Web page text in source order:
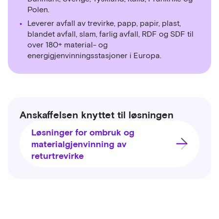
Polen.
Leverer avfall av trevirke, papp, papir, plast,
blandet avfall, slam, farlig avfall, RDF og SDF til
over 180+ material- og
energigjenvinningsstasjoner i Europa.
Anskaffelsen knyttet til løsningen
Løsninger for ombruk og
materialgjenvinning av
returtrevirke